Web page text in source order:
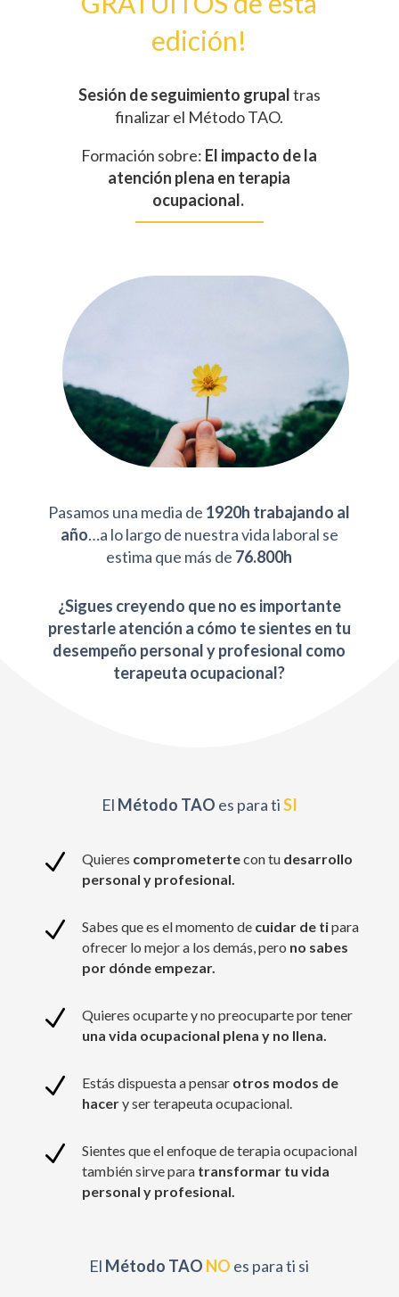
edición!
Sesión de seguimiento grupaltras
finalizar el Método TAO.
Formación sobre: El impacto de la
atención plena en terapia
ocupacional.
Pasamos una media de 1920h trabajando al
año…a lo largo de nuestra vida laboral se
estima que más de 76.800h
¿Sigues creyendo que no es importante
prestarle atención a cómo te sientes en tu
desempeño personal y profesional como
terapeuta ocupacional?
El Método TAO es para tiSI
N Quieres comprometertecon tu desarrollo
personal y profesional.
N Sabes que es el momento de cuidar de tipara
ofrecer lo mejor a los demás, pero no sabes
por dónde empezar.
N
Quieres ocuparte y no preocuparte por tener
una vida ocupacional plena y no llena.
N Estás dispuesta a pensar otros modos de
hacery ser terapeuta ocupacional.
N
Sientes que el enfoque de terapia ocupacional
también sirve para transformar tu vida
personal y profesional.
El Método TAO NO es para ti si